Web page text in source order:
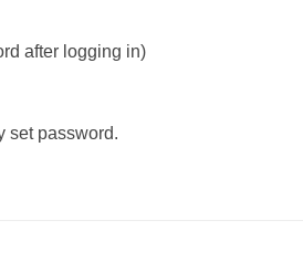
after logging in)
set password.